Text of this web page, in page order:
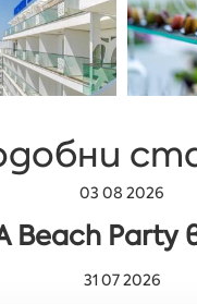
03 08 2026
Beach Party
31 07 2026